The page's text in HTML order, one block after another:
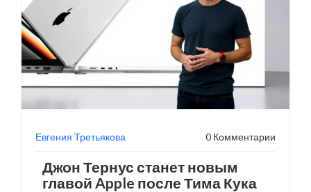
Евгения Третьякова 0 Комментарии
Джон Тернус станет новым
главой Apple после Тима Кука